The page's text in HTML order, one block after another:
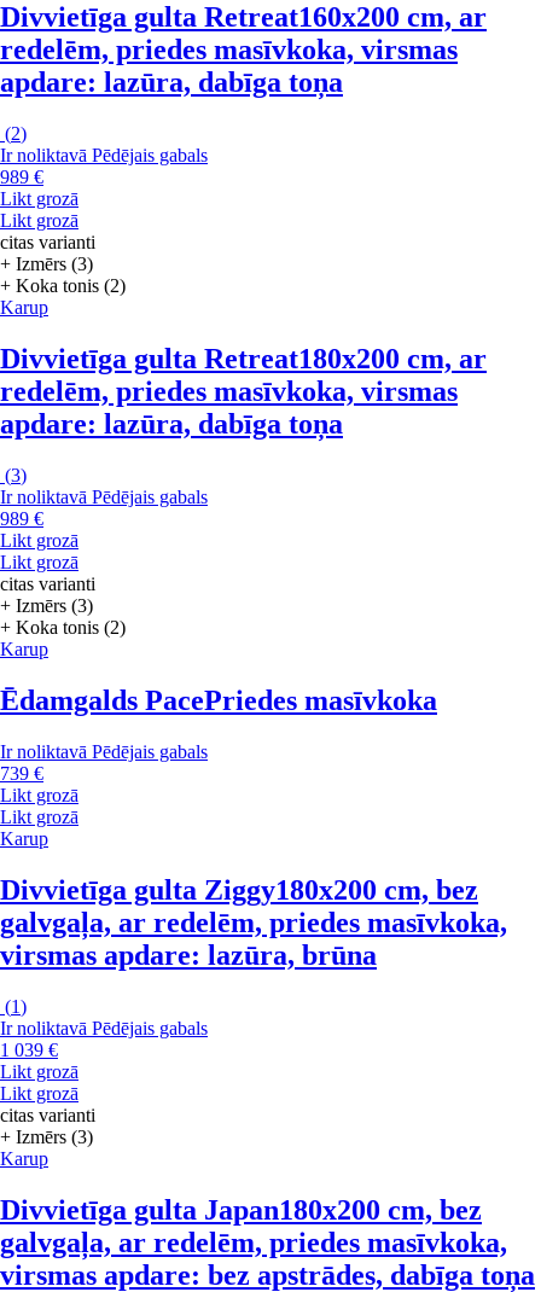
Divvietīga gulta Retreat160x200 cm, ar
redelēm, priedes masīvkoka, virsmas
apdare: lazūra, dabīga toņa
(2)
Ir noliktavā Pēdējais gabals
989 €
Likt grozā
Likt grozā
citas varianti
+ Izmērs (3)
+ Koka tonis (2)
Karup
Divvietīga gulta Retreat180x200 cm, ar
redelēm, priedes masīvkoka, virsmas
apdare: lazūra, dabīga toņa
(3)
Ir noliktavā Pēdējais gabals
989 €
Likt grozā
Likt grozā
citas varianti
+ Izmērs (3)
+ Koka tonis (2)
Karup
Ēdamgalds PacePriedes masīvkoka
Ir noliktavā Pēdējais gabals
739 €
Likt grozā
Likt grozā
Karup
Divvietīga gulta Ziggy180x200 cm, bez
galvgaļa, ar redelēm, priedes masīvkoka,
virsmas apdare: lazūra, brūna
(1)
Ir noliktavā Pēdējais gabals
1 039 €
Likt grozā
Likt grozā
citas varianti
+ Izmērs (3)
Karup
Divvietīga gulta Japan180x200 cm, bez
galvgaļa, ar redelēm, priedes masīvkoka,
virsmas apdare: bez apstrādes, dabīga toņa